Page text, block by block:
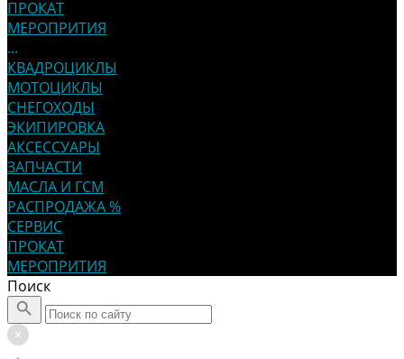
ПРОКАТ
МЕРОПРИТИЯ
...
КВАДРОЦИКЛЫ
МОТОЦИКЛЫ
СНЕГОХОДЫ
ЭКИПИРОВКА
АКСЕССУАРЫ
ЗАПЧАСТИ
МАСЛА И ГСМ
РАСПРОДАЖА %
СЕРВИС
ПРОКАТ
МЕРОПРИТИЯ
Поиск